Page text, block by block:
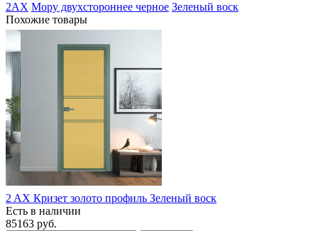
2AX Мору двухстороннее черное Зеленый воск
Похожие товары
2 AX Кризет золото профиль Зеленый воск
Есть в наличии
85163 руб.